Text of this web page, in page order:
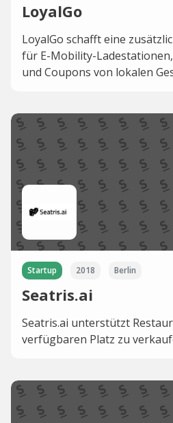
LoyalGo
LoyalGo schafft eine
für E-Mobility-
und Coupons von lokalen
Startup 2018 Berlin
Seatris.ai
Seatris.ai unterstützt
verfügbaren Platz zu